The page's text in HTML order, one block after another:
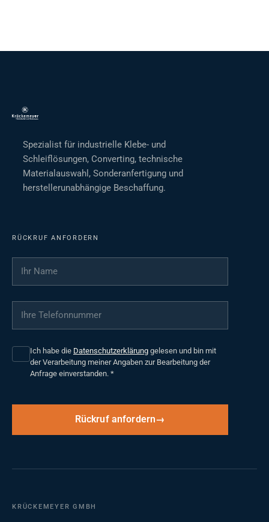
Spezialist für industrielle Klebe- und
Schleiflösungen, Converting, technische
Materialauswahl, Sonderanfertigung und
herstellerunabhängige Beschaffung.
RÜCKRUF ANFORDERN
Ihr Name
Ihre Telefonnummer
Ich habe die Datenschutzerklärung gelesen und bin mit
der Verarbeitung meiner Angaben zur Bearbeitung der
Anfrage einverstanden. *
Rückruf anfordern
KRÜCKEMEYER GMBH